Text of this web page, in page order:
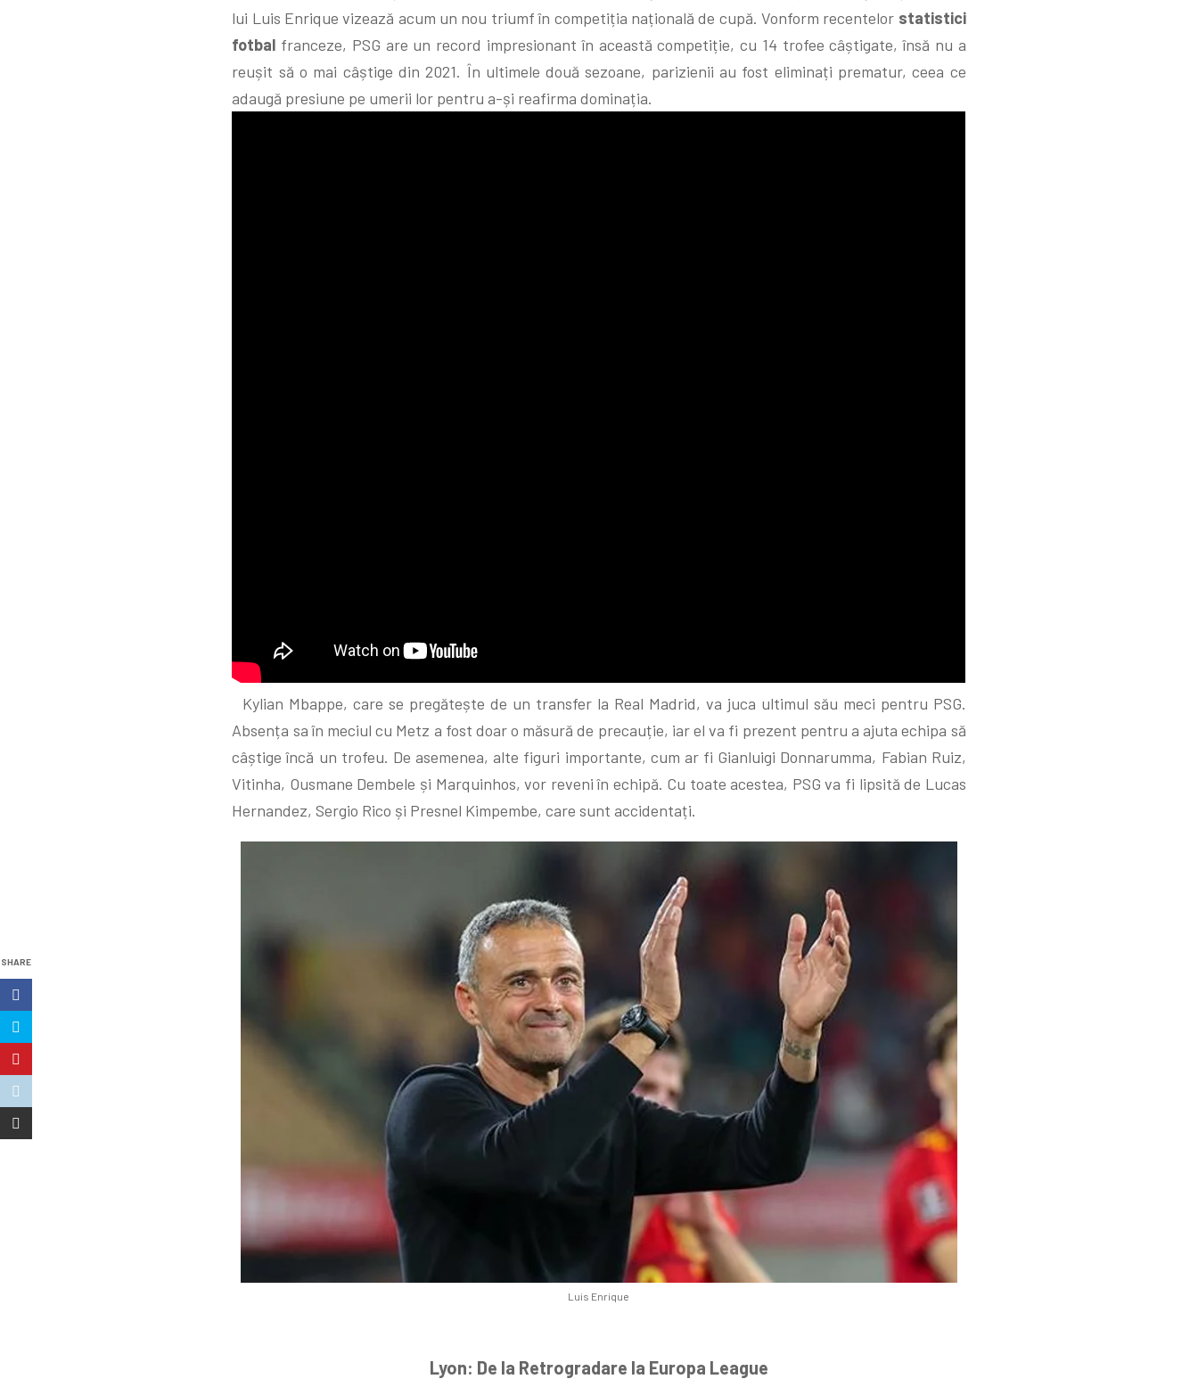
SHARE
lui Luis Enrique vizează acum un nou triumf în competiția națională de cupă. Vonform recentelor statistici
fotbal franceze, PSG are un record impresionant în această competiție, cu 14 trofee câștigate, însă nu a
reușit să o mai câștige din 2021. În ultimele două sezoane, parizienii au fost eliminați prematur, ceea ce
adaugă presiune pe umerii lor pentru a-și reafirma dominația.
Kylian Mbappe, care se pregătește de un transfer la Real Madrid, va juca ultimul său meci pentru PSG.
Absența sa în meciul cu Metz a fost doar o măsură de precauție, iar el va fi prezent pentru a ajuta echipa să
câștige încă un trofeu. De asemenea, alte figuri importante, cum ar fi Gianluigi Donnarumma, Fabian Ruiz,
Vitinha, Ousmane Dembele și Marquinhos, vor reveni în echipă. Cu toate acestea, PSG va fi lipsită de Lucas
Hernandez, Sergio Rico și Presnel Kimpembe, care sunt accidentați.
Luis Enrique
Lyon: De la Retrogradare la Europa League